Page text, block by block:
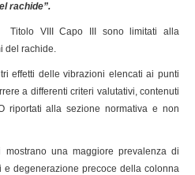
rachide”.
Titolo VIII Capo III sono limitati alla
del rachide.
effetti delle vibrazioni elencati ai punti
a differenti criteri valutativi, contenuti
riportati alla sezione normativa e non
mostrano una maggiore prevalenza di
degenerazione precoce della colonna